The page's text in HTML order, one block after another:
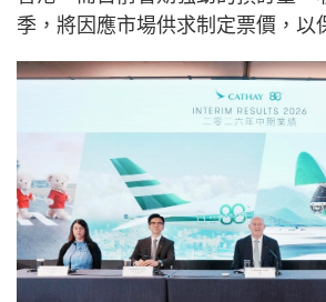
季，將因應市場供求制定票價，以